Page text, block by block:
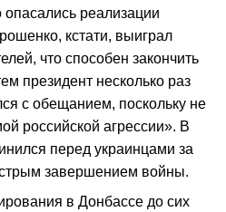
опасались реализации
кстати, выиграл
что способен закончить
президент несколько раз
с обещанием, поскольку не
российской агрессии». В
перед украинцами за
завершением войны.
в Донбассе до сих